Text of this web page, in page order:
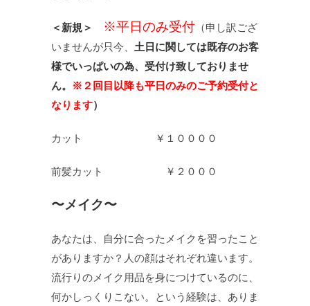
＜新規＞ ※平日のみ受付 （申し訳ござ
いませんが只今、 土日に関しては既存のお客
様でいっぱいの為、受付け致しておりませ
ん。
※２回目以降も平日のみのご予約受付と
なります）
カット ￥１００００
前髪カット ￥２０００
〜メイク〜
あなたは、自分に合ったメイクを習ったこと
がありますか？人の顔はそれぞれ違います。
流行りのメイク用品を身につけているのに、
何かしっくりこない。という経験は、ありま